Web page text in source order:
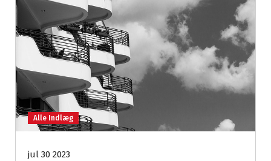
Alle Indlæg
jul 30 2023